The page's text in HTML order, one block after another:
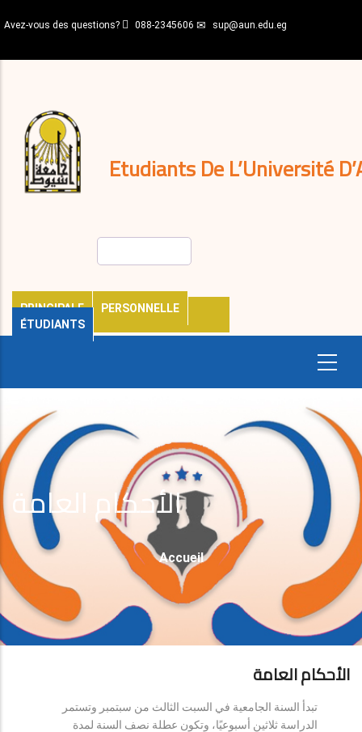
au
principal
Avez-vous des questions? 088-2345606 sup@aun.edu.eg
Etudiants De L’Université
PRINCIPALE
PERSONNELLE
ÉTUDIANTS
décisions
Expatriés
Journal
الأحكام العامة
Fil
D'Ariane
Accueil
الأحكام العامة
تبدأ السنة الجامعية في السبت الثالث من سبتمبر وتستمر
الدراسة ثلاثين أسبوعيًا، وتكون عطلة نصف السنة لمدة